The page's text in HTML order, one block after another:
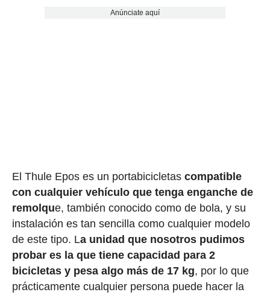
Anúnciate aquí
El Thule Epos es un portabicicletas compatible
con cualquier vehículo que tenga enganche de
remolque, también conocido como de bola, y su
instalación es tan sencilla como cualquier modelo
de este tipo. La unidad que nosotros pudimos
probar es la que tiene capacidad para 2
bicicletas y pesa algo más de 17 kg, por lo que
prácticamente cualquier persona puede hacer la